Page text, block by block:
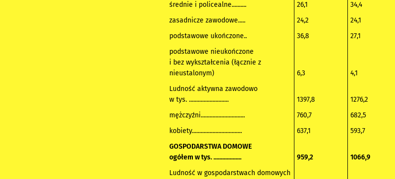
średnie i policealne..........
26,1 34,4
zasadnicze zawodowe.....
24,2 24,1
podstawowe ukończone..
36,8 27,1
podstawowe nieukończone
i bez wykształcenia (łącznie z
nieustalonym)
6,3 4,1
Ludność aktywna zawodowo
w tys. ...........................
1397,8 1276,2
mężczyźni..............................
760,7 682,5
kobiety..................................
637,1 593,7
GOSPODARSTWA DOMOWE
ogółem w tys. ...................
959,2 1066,9
Ludność w gospodarstwach domowych